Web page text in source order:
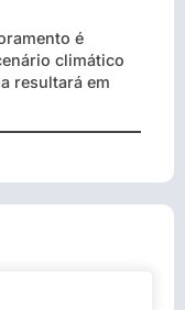
é
climático
resultará em